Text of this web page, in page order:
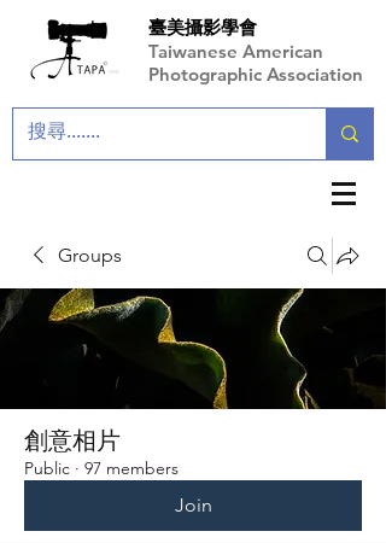
臺美攝影學會
Taiwanese American
Photographic Association
Groups
創意相片
Public · 97 members
Join